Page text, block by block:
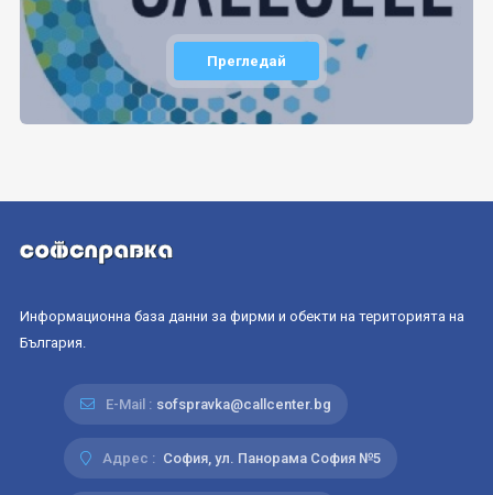
Прегледай
Информационна база данни за фирми и обекти на територията на
България.
E-Mail : sofspravka@callcenter.bg
Адрес : София, ул. Панорама София №5